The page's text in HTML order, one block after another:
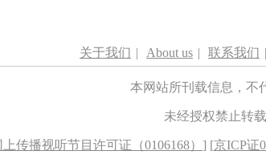
关于我们 | About us | 联系我们 |
本网站所刊载信息，不
未经授权禁止转
上传播视听节目许可证（0106168） ] [京ICP证